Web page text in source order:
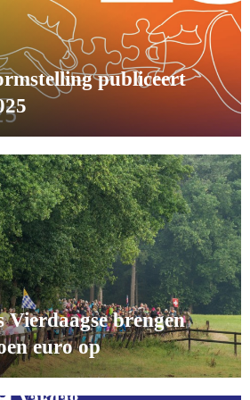
publiceert
Vierdaagse brengen
euro op